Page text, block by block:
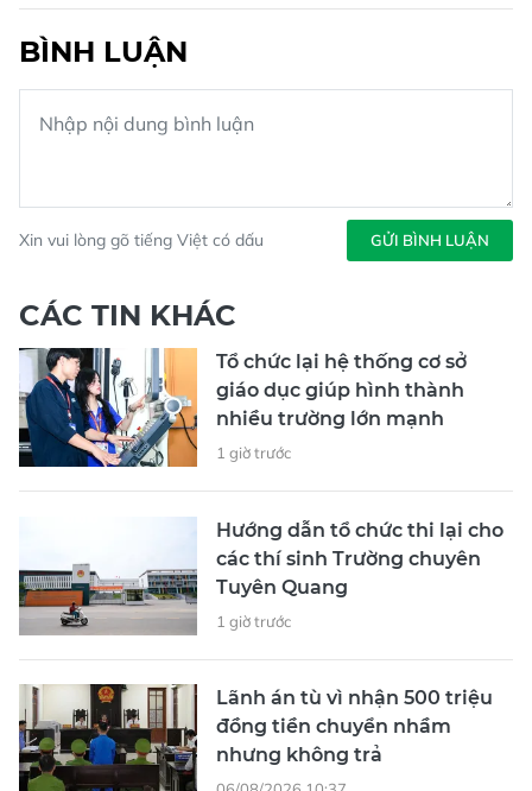
BÌNH LUẬN
Xin vui lòng gõ tiếng Việt có dấu GỬI BÌNH LUẬN
CÁC TIN KHÁC
Tổ chức lại hệ thống cơ sở
giáo dục giúp hình thành
nhiều trường lớn mạnh
1 giờ trước
Hướng dẫn tổ chức thi lại cho
các thí sinh Trường chuyên
Tuyên Quang
1 giờ trước
Lãnh án tù vì nhận 500 triệu
đồng tiền chuyển nhầm
nhưng không trả